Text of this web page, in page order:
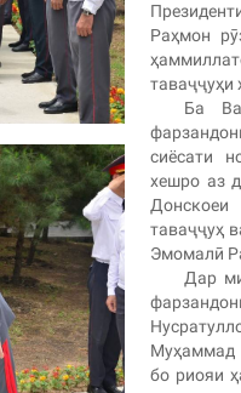
Раҳмон
таваҷҷуҳи
Ба
сиёсати
хешро аз
таваҷҷуҳ
Эмомалӣ
Дар
Муҳаммад
бо риояи